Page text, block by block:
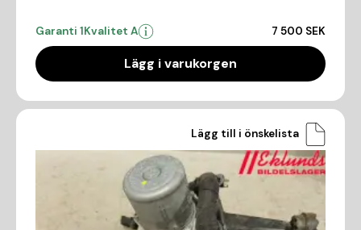
Garanti 1Kvalitet A 7 500 SEK
Lägg i varukorgen
Lägg till i önskelista